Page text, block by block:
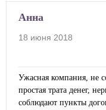
Анна
18 июня 2018
Ужасная компания, не
простая трата денег,
соблюдают пункты